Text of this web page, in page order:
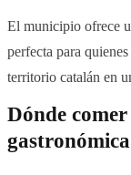
El municipio ofrece
perfecta para
territorio catalán en
Dónde